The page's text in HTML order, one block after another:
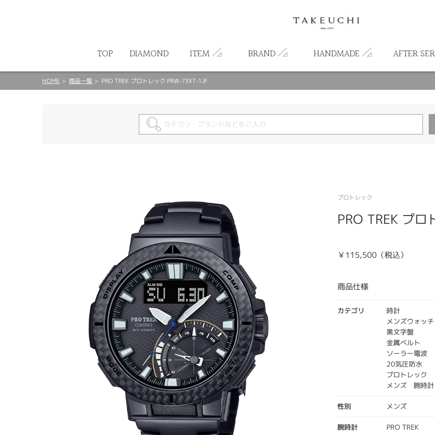
TOP DIAMOND ITEM BRAND HANDMADE AFTER
HOME 商品一覧 PRO TREK プロトレック PRW-73XT-1JF
プロトレック
PRO TREK プ
￥115,500（税込）
商品仕様
カテゴリ
時計
メンズウォッチ
黒文字盤
金属ベルト
ソーラー電波
20気圧防水
プロトレック
メンズ 腕時計
性別 メンズ
腕時計 PRO TREK